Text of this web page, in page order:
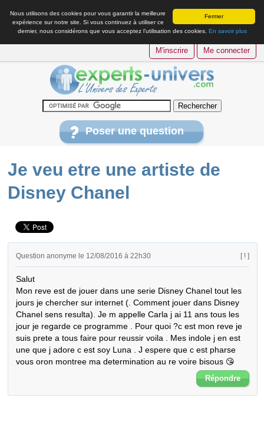
Fermer
Nous utilisons des cookies pour vous garantir la meilleure
expérience sur notre site. Si vous continuez à utiliser ce
dernier, nous considérons que vous acceptez l’utilisation des cookies. En savoir plus
M'inscrire Me connecter
Poser une question
Je veu etre une artiste de
Disney Chanel
Question anonyme le 12/08/2016 à 22h30 [ ! ]
Salut
Mon reve est de jouer dans une serie Disney Chanel tout les
jours je chercher sur internet (. Comment jouer dans Disney
Chanel sens resulta). Je m appelle Carla j ai 11 ans tous les
jour je regarde ce programme . Pour quoi ?c est mon reve je
suis prete a tous faire pour reussir voila . Mes indole j en est
une que j adore c est soy Luna . J espere que c est pharse
vous oron montree ma determination au re voire bisous 😘
Répondre